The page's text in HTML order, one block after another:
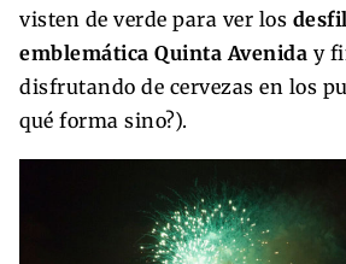
visten de verde para ver los
emblemática Quinta Avenida y
disfrutando de cervezas en los
qué forma sino?).